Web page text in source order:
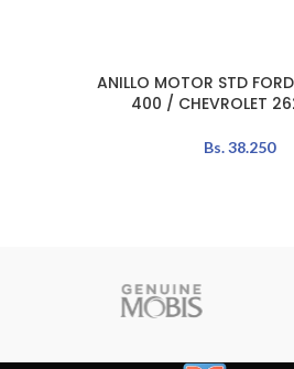
AÑADIR AL CARRITO
ANILLO MOTOR STD
400 / CHEVROLET
Bs.38.250